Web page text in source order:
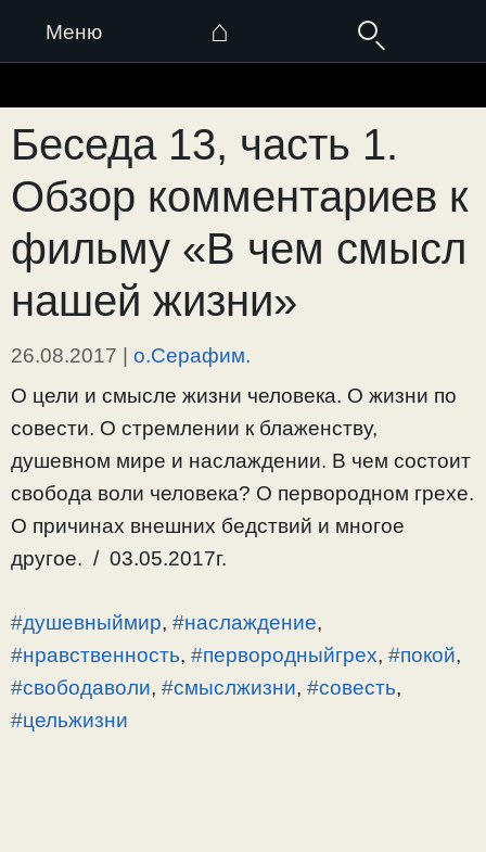
Меню ⌂
к
содержимому
Беседа 13, часть 1.
Обзор комментариев к
фильму «В чем смысл
нашей жизни»
26.08.2017 | о.Серафим.
О цели и смысле жизни человека. О жизни по
совести. О стремлении к блаженству,
душевном мире и наслаждении. В чем состоит
свобода воли человека? О первородном грехе.
О причинах внешних бедствий и многое
другое. / 03.05.2017г.
#душевныймир, #наслаждение,
#нравственность, #первородныйгрех, #покой,
#свободаволи, #смыслжизни, #совесть,
#цельжизни